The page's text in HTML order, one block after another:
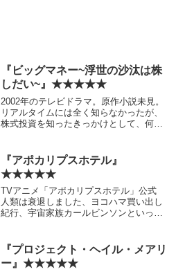
『ビッグマネー~浮世の沙汰は株
しだい~』★★★★★
2002年のテレビドラマ。原作小説未見。
リアルタイムには全く知らなかったが、
株式投資を知ったきっかけとして、何度
た。 テレビドラマなんて見るのいつ以
来だ、というレベルだ...
『アポカリプスホテル』
★★★★★
TVアニメ「アポカリプスホテル」公式
人類は衰退しました、ヨコハマ買い出し
紀行、宇宙家族カールビンソンといった
じの作品。 それでいてキャラ原案が竹
本泉でばっちりハマ...
『プロジェクト・ヘイル・メアリ
ー』★★★★★